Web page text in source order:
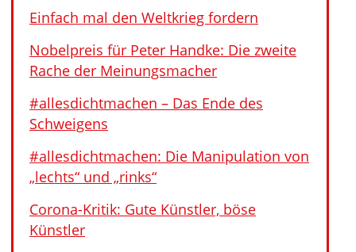
Einfach mal den Weltkrieg fordern
Nobelpreis für Peter Handke: Die zweite
Rache der Meinungsmacher
#allesdichtmachen – Das Ende des
Schweigens
#allesdichtmachen: Die Manipulation von
„lechts“ und „rinks“
Corona-Kritik: Gute Künstler, böse
Künstler